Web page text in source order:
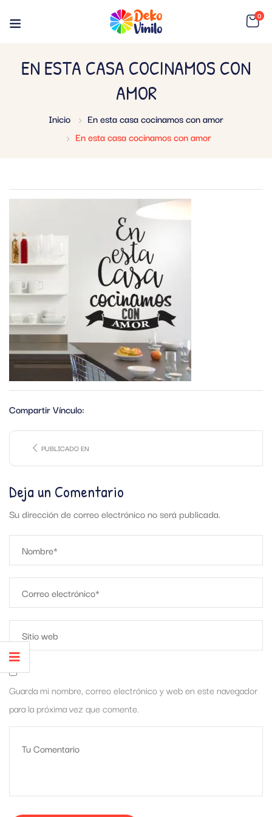
0
EN ESTA CASA COCINAMOS CON
AMOR
Inicio
En esta casa cocinamos con amor
En esta casa cocinamos con amor
Compartir Vínculo:
PUBLICADO EN
Deja un Comentario
Su dirección de correo electrónico no será publicada.
Guarda mi nombre, correo electrónico y web en este navegador
para la próxima vez que comente.